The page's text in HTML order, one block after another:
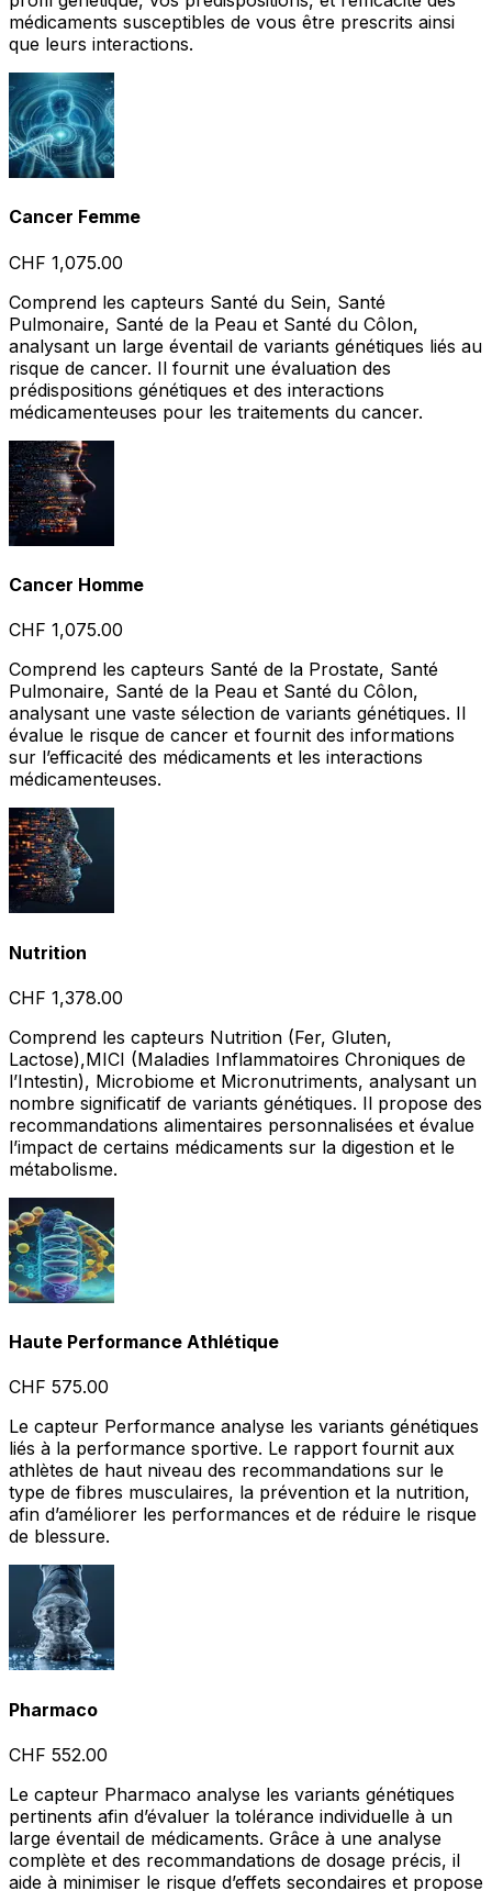
médicaments susceptibles de vous être prescrits ainsi
que leurs interactions.
Cancer Femme
CHF 1,075.00
Comprend les capteurs Santé du Sein, Santé
Pulmonaire, Santé de la Peau et Santé du Côlon,
analysant un large éventail de variants génétiques liés au
risque de cancer. Il fournit une évaluation des
prédispositions génétiques et des interactions
médicamenteuses pour les traitements du cancer.
Cancer Homme
CHF 1,075.00
Comprend les capteurs Santé de la Prostate, Santé
Pulmonaire, Santé de la Peau et Santé du Côlon,
analysant une vaste sélection de variants génétiques. Il
évalue le risque de cancer et fournit des informations
sur l’efficacité des médicaments et les interactions
médicamenteuses.
Nutrition
CHF 1,378.00
Comprend les capteurs Nutrition (Fer, Gluten,
Lactose),MICI (Maladies Inflammatoires Chroniques de
l’Intestin), Microbiome et Micronutriments, analysant un
nombre significatif de variants génétiques. Il propose des
recommandations alimentaires personnalisées et évalue
l’impact de certains médicaments sur la digestion et le
métabolisme.
Haute Performance Athlétique
CHF 575.00
Le capteur Performance analyse les variants génétiques
liés à la performance sportive. Le rapport fournit aux
athlètes de haut niveau des recommandations sur le
type de fibres musculaires, la prévention et la nutrition,
afin d’améliorer les performances et de réduire le risque
de blessure.
Pharmaco
CHF 552.00
Le capteur Pharmaco analyse les variants génétiques
pertinents afin d’évaluer la tolérance individuelle à un
large éventail de médicaments. Grâce à une analyse
complète et des recommandations de dosage précis, il
aide à minimiser le risque d’effets secondaires et propose